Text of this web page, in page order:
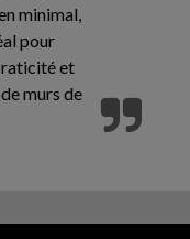
minimal,
pour
et
murs de